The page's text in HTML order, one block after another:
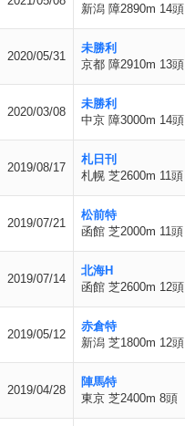
新潟 障2890m 14頭
2020/05/31
未勝利
京都 障2910m 13頭
2020/03/08
未勝利
中京 障3000m 14頭
2019/08/17
札日刊
札幌 芝2600m 11頭
2019/07/21
松前特
函館 芝2000m 11頭
2019/07/14
北海H
函館 芝2600m 12頭
2019/05/12
赤倉特
新潟 芝1800m 12頭
2019/04/28
陣馬特
東京 芝2400m 8頭